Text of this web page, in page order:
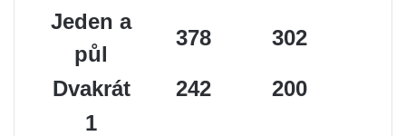
Jeden a
půl
378 302
Dvakrát 242
200
1